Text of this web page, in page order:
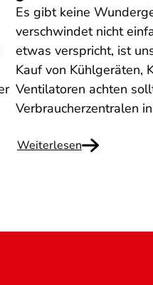
Es gibt keine
verschwindet nicht
etwas verspricht, ist
Kauf von Kühlgeräten,
Ventilatoren achten
Verbraucherzentralen
Weiterlesen